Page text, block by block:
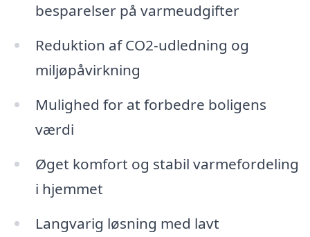
besparelser på varmeudgifter
Reduktion af CO2-udledning og
miljøpåvirkning
Mulighed for at forbedre boligens
værdi
Øget komfort og stabil varmefordeling
i hjemmet
Langvarig løsning med lavt